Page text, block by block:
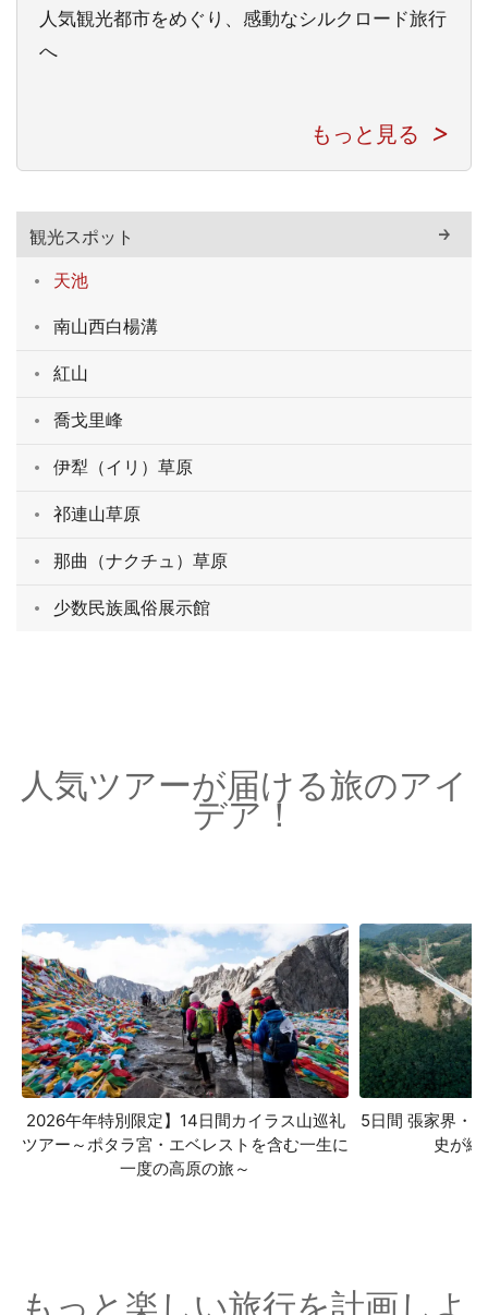
人気観光都市をめぐり、感動なシルクロード旅行
へ
もっと見る
観光スポット
天池
南山西白楊溝
紅山
喬戈里峰
伊犁（イリ）草原
祁連山草原
那曲（ナクチュ）草原
少数民族風俗展示館
人気ツアーが届ける旅のアイ
デア！
2026午年特別限定】14日間カイラス山巡礼
ツアー～ポタラ宮・エベレストを含む一生に
一度の高原の旅～
5日間 張家界・
史が
もっと楽しい旅行を計画しよ